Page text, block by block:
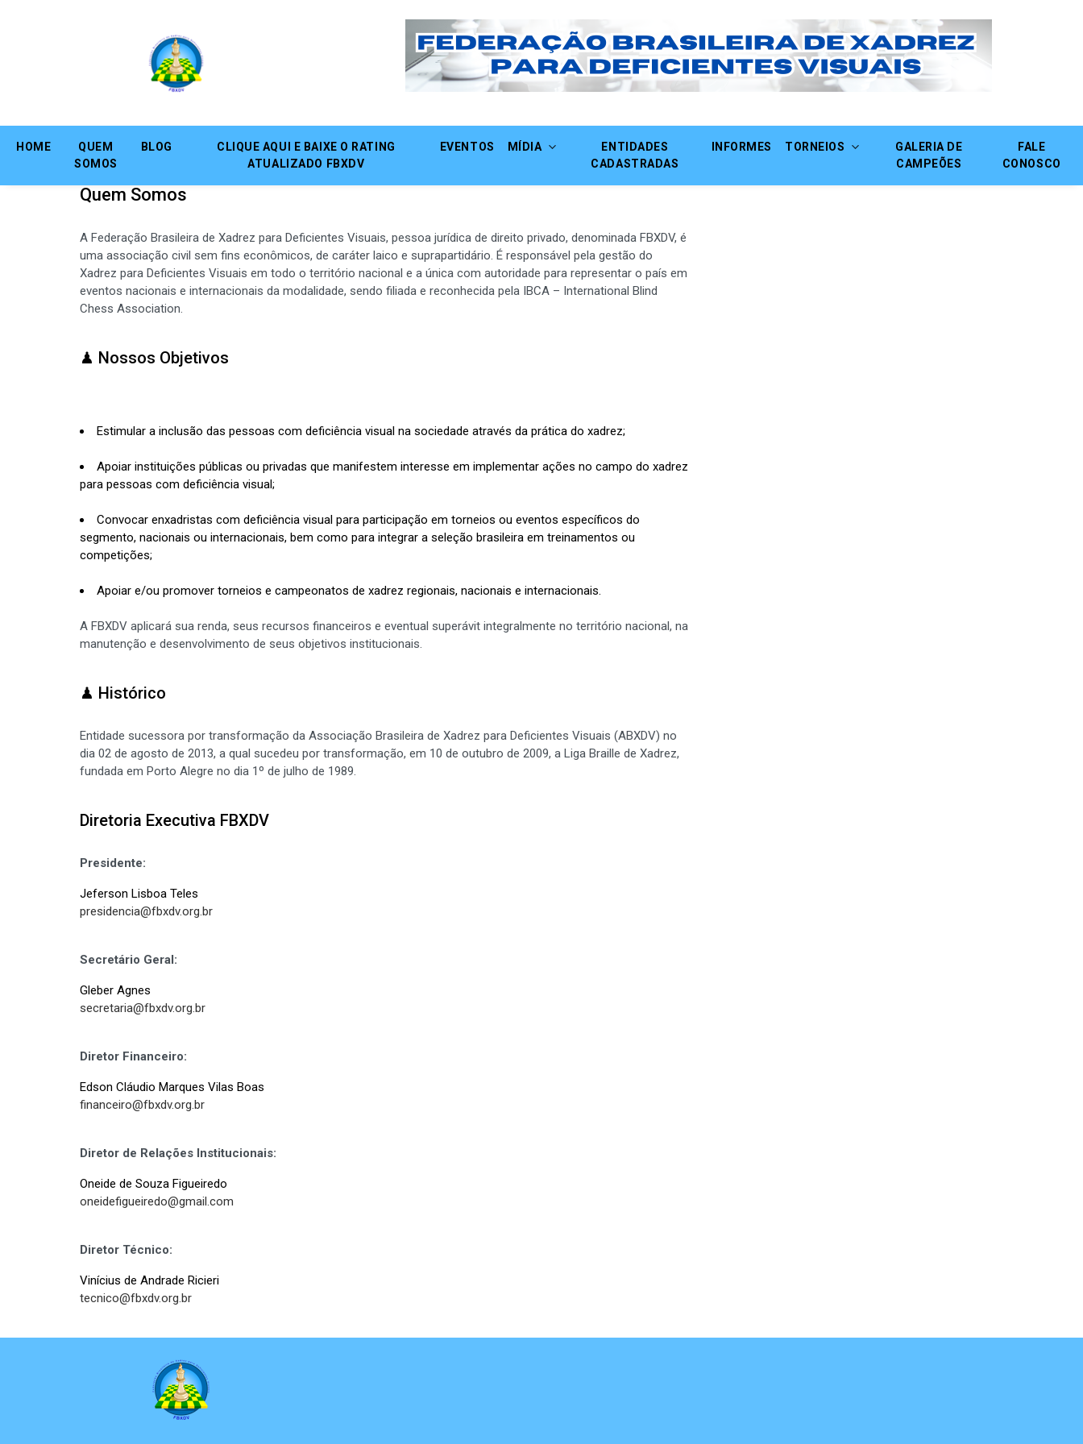
HOME
QUEM
SOMOS
BLOG
CLIQUE AQUI E BAIXE O RATING
ATUALIZADO FBXDV
EVENTOS MÍDIA
ENTIDADES
CADASTRADAS
INFORMES TORNEIOS
GALERIA DE
CAMPEÕES
FALE
CONOSCO
Quem Somos
A Federação Brasileira de Xadrez para Deficientes Visuais, pessoa jurídica de direito privado, denominada FBXDV, é
uma associação civil sem fins econômicos, de caráter laico e suprapartidário. É responsável pela gestão do
Xadrez para Deficientes Visuais em todo o território nacional e a única com autoridade para representar o país em
eventos nacionais e internacionais da modalidade, sendo filiada e reconhecida pela IBCA – International Blind
Chess Association.
♟ Nossos Objetivos
Estimular a inclusão das pessoas com deficiência visual na sociedade através da prática do xadrez;
Apoiar instituições públicas ou privadas que manifestem interesse em implementar ações no campo do xadrez
para pessoas com deficiência visual;
Convocar enxadristas com deficiência visual para participação em torneios ou eventos específicos do
segmento, nacionais ou internacionais, bem como para integrar a seleção brasileira em treinamentos ou
competições;
Apoiar e/ou promover torneios e campeonatos de xadrez regionais, nacionais e internacionais.
A FBXDV aplicará sua renda, seus recursos financeiros e eventual superávit integralmente no território nacional, na
manutenção e desenvolvimento de seus objetivos institucionais.
♟ Histórico
Entidade sucessora por transformação da Associação Brasileira de Xadrez para Deficientes Visuais (ABXDV) no
dia 02 de agosto de 2013, a qual sucedeu por transformação, em 10 de outubro de 2009, a Liga Braille de Xadrez,
fundada em Porto Alegre no dia 1º de julho de 1989.
Diretoria Executiva FBXDV
Presidente:
Jeferson Lisboa Teles
presidencia@fbxdv.org.br
Secretário Geral:
Gleber Agnes
secretaria@fbxdv.org.br
Diretor Financeiro:
Edson Cláudio Marques Vilas Boas
financeiro@fbxdv.org.br
Diretor de Relações Institucionais:
Oneide de Souza Figueiredo
oneidefigueiredo@gmail.com
Diretor Técnico:
Vinícius de Andrade Ricieri
tecnico@fbxdv.org.br